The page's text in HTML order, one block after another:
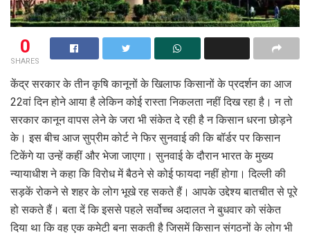
0
SHARES
केंद्र सरकार के तीन कृषि कानूनों के खिलाफ किसानों के प्रदर्शन का आज
22वां दिन होने आया है लेकिन कोई रास्ता निकलता नहीं दिख रहा है। न तो
सरकार कानून वापस लेने के जरा भी संकेत दे रही है न किसान धरना छोड़ने
के। इस बीच आज सुप्रीम कोर्ट ने फिर सुनवाई की कि बॉर्डर पर किसान
टिकेंगे या उन्हें कहीं और भेजा जाएगा। सुनवाई के दौरान भारत के मुख्य
न्यायाधीश ने कहा कि विरोध में बैठने से कोई फायदा नहीं होगा। दिल्ली की
सड़कें रोकने से शहर के लोग भूखे रह सकते हैं। आपके उद्देश्य बातचीत से पूरे
हो सकते हैं। बता दें कि इससे पहले सर्वोच्च अदालत ने बुधवार को संकेत
दिया था कि वह एक कमेटी बना सकती है जिसमें किसान संगठनों के लोग भी